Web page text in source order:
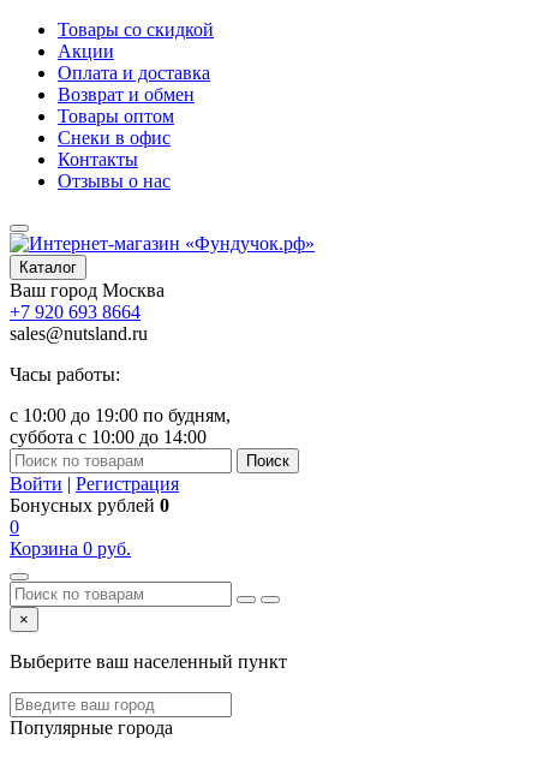
Товары со скидкой
Акции
Оплата и доставка
Возврат и обмен
Товары оптом
Снеки в офис
Контакты
Отзывы о нас
Каталог
Ваш город Москва
+7 920 693 8664
sales@nutsland.ru
Часы работы:
с 10:00 до 19:00 по будням,
суббота с 10:00 до 14:00
Поиск
Войти | Регистрация
Бонусных рублей 0
0
Корзина 0 руб.
×
Выберите ваш населенный пункт
Популярные города